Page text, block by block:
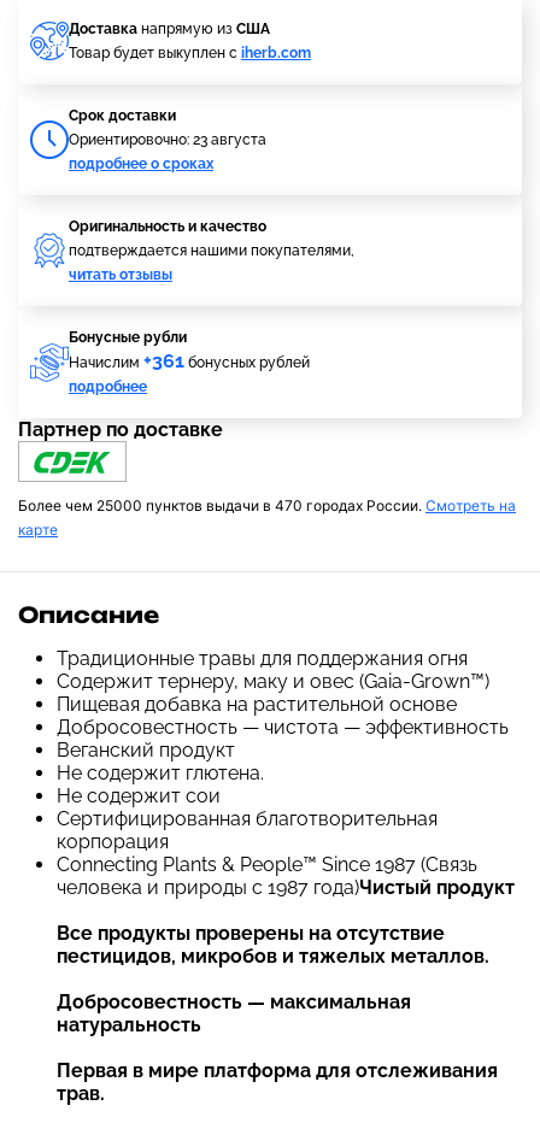
Доставка напрямую из США
Товар будет выкуплен с iherb.com
Cрок доставки
Ориентировочно: 23 августа
подробнее о сроках
Оригинальность и качество
подтверждается нашими покупателями,
читать отзывы
Бонусные рубли
Начислим +361 бонусных рублей
подробнее
Партнер по доставке
Более чем 25000 пунктов выдачи в 470 городах России. Смотреть на
карте
Описание
Традиционные травы для поддержания огня
Содержит тернеру, маку и овес (Gaia-Grown™)
Пищевая добавка на растительной основе
Добросовестность — чистота — эффективность
Веганский продукт
Не содержит глютена.
Не содержит сои
Сертифицированная благотворительная
корпорация
Connecting Plants & People™ Since 1987 (Связь
человека и природы с 1987 года)Чистый продукт
Все продукты проверены на отсутствие
пестицидов, микробов и тяжелых металлов.
Добросовестность — максимальная
натуральность
Первая в мире платформа для отслеживания
трав.